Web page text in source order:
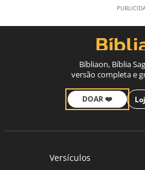
Bíbliaon, Bíblia
versão completa e
DOAR ❤️
Versículos